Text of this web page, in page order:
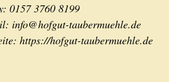
0157 3760 8199
info@hofgut-taubermuehle.de
https://hofgut-taubermuehle.de